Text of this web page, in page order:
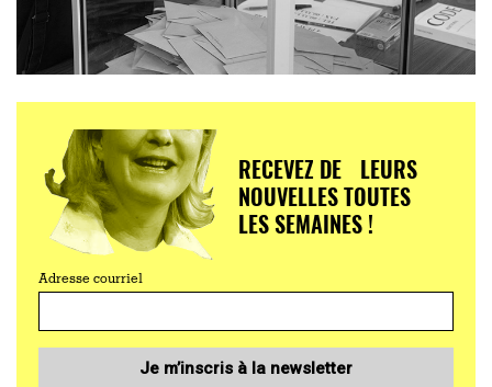
RECEVEZ DE LEURS
NOUVELLES TOUTES
LES SEMAINES !
Adresse courriel
Je m’inscris à la newsletter